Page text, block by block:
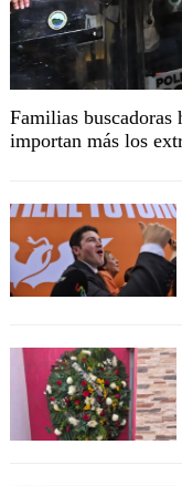
Familias buscadoras
importan más los